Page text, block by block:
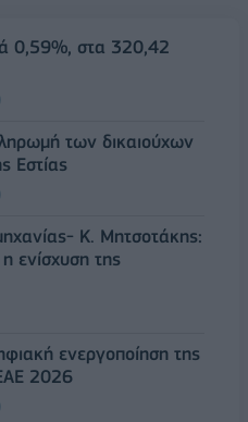
0,59%, στα 320,42
των δικαιούχων
Εστίας
Κ. Μητσοτάκης:
ενίσχυση της
ενεργοποίηση της
2026